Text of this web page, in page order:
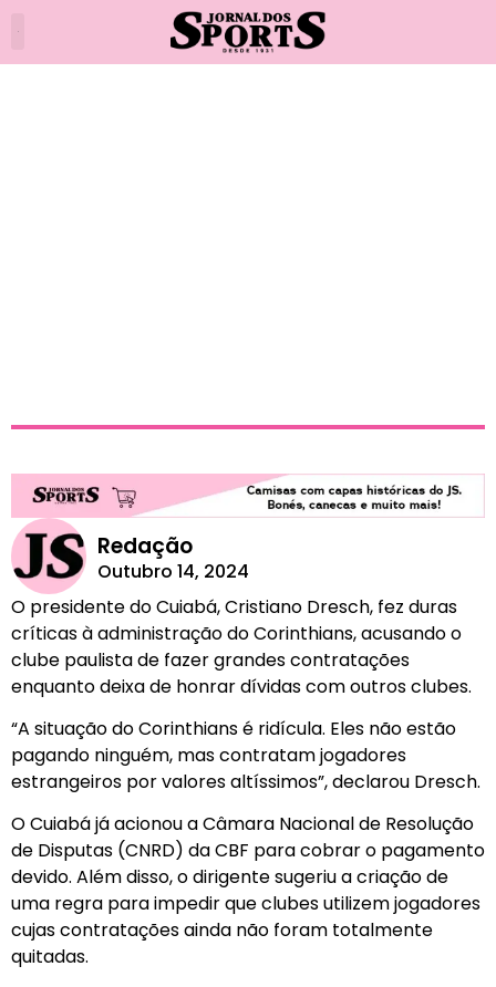
Redação
Outubro 14, 2024
O presidente do Cuiabá, Cristiano Dresch, fez duras
críticas à administração do Corinthians, acusando o
clube paulista de fazer grandes contratações
enquanto deixa de honrar dívidas com outros clubes.
“A situação do Corinthians é ridícula. Eles não estão
pagando ninguém, mas contratam jogadores
estrangeiros por valores altíssimos”, declarou Dresch.
O Cuiabá já acionou a Câmara Nacional de Resolução
de Disputas (CNRD) da CBF para cobrar o pagamento
devido. Além disso, o dirigente sugeriu a criação de
uma regra para impedir que clubes utilizem jogadores
cujas contratações ainda não foram totalmente
quitadas.